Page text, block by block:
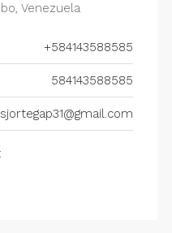
Venezuela
+584143588585
584143588585